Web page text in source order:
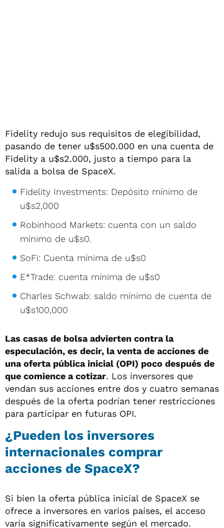
Fidelity redujo sus requisitos de elegibilidad,
pasando de tener u$s500.000 en una cuenta de
Fidelity a u$s2.000, justo a tiempo para la
salida a bolsa de SpaceX.
Fidelity Investments: Depósito mínimo de
u$s2,000
Robinhood Markets: cuenta con un saldo
mínimo de u$s0.
SoFi: Cuenta mínima de u$s0
E*Trade: cuenta mínima de u$s0
Charles Schwab: saldo mínimo de cuenta de
u$s100,000
Las casas de bolsa advierten contra la
especulación, es decir, la venta de acciones de
una oferta pública inicial (OPI) poco después de
que comience a cotizar. Los inversores que
vendan sus acciones entre dos y cuatro semanas
después de la oferta podrían tener restricciones
para participar en futuras OPI.
¿Pueden los inversores
internacionales comprar
acciones de SpaceX?
Si bien la oferta pública inicial de SpaceX se
ofrece a inversores en varios países, el acceso
varía significativamente según el mercado.